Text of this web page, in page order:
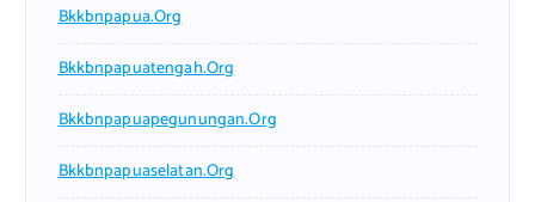
Bkkbnpapua.org
Bkkbnpapuatengah.org
Bkkbnpapuapegunungan.org
Bkkbnpapuaselatan.org